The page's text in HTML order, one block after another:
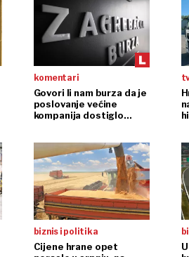
komentari
Govori li nam burza da je
poslovanje većine
kompanija dostiglo
biznis i politika
Cijene hrane opet